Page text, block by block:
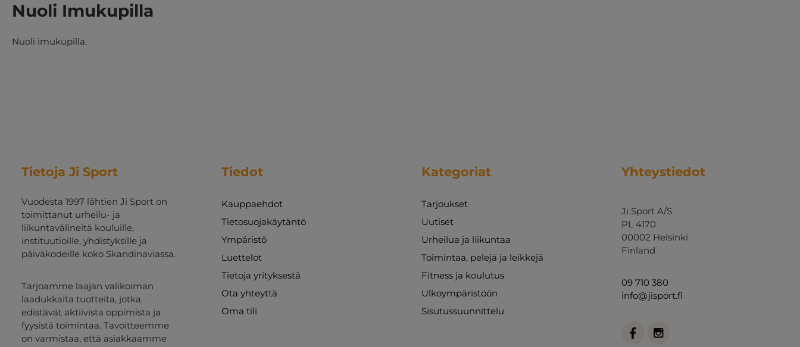
Nuoli Imukupilla
Nuoli imukupilla.
Tietoja Ji Sport
Vuodesta 1997 lähtien Ji Sport on
toimittanut urheilu- ja
liikuntavälineitä kouluille,
instituutioille, yhdistyksille ja
päiväkodeille koko Skandinaviassa.
Tarjoamme laajan valikoiman
laadukkaita tuotteita, jotka
edistävät aktiivista oppimista ja
fyysistä toimintaa. Tavoitteemme
on varmistaa, että asiakkaamme
Tiedot
Kauppaehdot
Tietosuojakäytäntö
Ympäristö
Luettelot
Tietoja yrityksestä
Ota yhteyttä
Oma tili
Kategoriat
Tarjoukset
Uutiset
Urheilua ja liikuntaa
Toimintaa, pelejä ja leikkejä
Fitness ja koulutus
Ulkoympäristöön
Sisutussuunnittelu
Yhteystiedot
Ji Sport A/S
PL 4170
00002 Helsinki
Finland
09 710 380
info@jisport.fi